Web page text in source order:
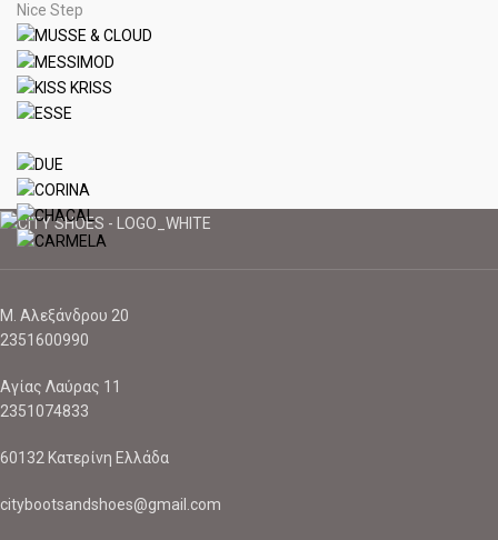
Nice Step
Μ. Αλεξάνδρου 20
2351600990
Αγίας Λαύρας 11
2351074833
60132 Κατερίνη Ελλάδα
citybootsandshoes@gmail.com